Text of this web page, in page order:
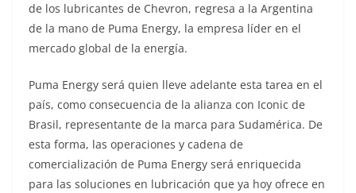
de los lubricantes de Chevron, regresa a la Argentina
de la mano de Puma Energy, la empresa líder en el
mercado global de la energía.
Puma Energy será quien lleve adelante esta tarea en el
país, como consecuencia de la alianza con Iconic de
Brasil, representante de la marca para Sudamérica. De
esta forma, las operaciones y cadena de
comercialización de Puma Energy será enriquecida
para las soluciones en lubricación que ya hoy ofrece en